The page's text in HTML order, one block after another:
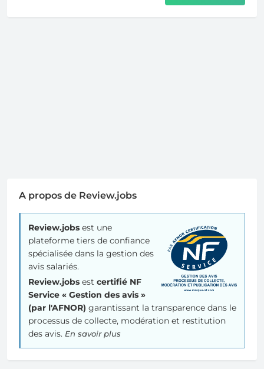
A propos de Review.jobs
Review.jobs est une
plateforme tiers de confiance
spécialisée dans la gestion des
avis salariés.
Review.jobs est certifié NF
Service « Gestion des avis »
(par l'AFNOR) garantissant la transparence dans le
processus de collecte, modération et restitution
des avis. En savoir plus